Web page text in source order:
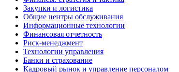
Закупки и логистика
Общие центры обслуживания
Информационные технологии
Финансовая отчетность
Риск-менеджмент
Технологии управления
Банки и страхование
Кадровый рынок и управление персоналом